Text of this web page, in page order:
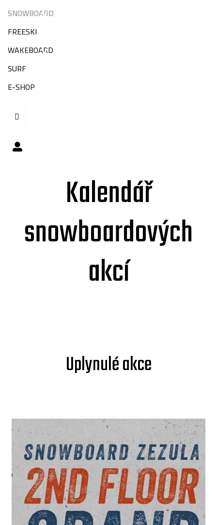
SNOWBOARD
FREESKI
WAKEBOARD
SURF
E-SHOP
Kalendář
snowboardových
akcí
Uplynulé akce